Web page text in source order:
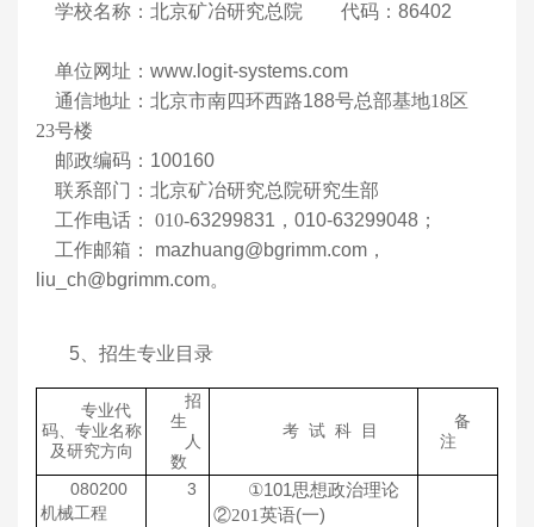
学校名称：北京矿冶研究总院 代码：86402
单位网址：www.logit-systems.com
通信地址：北京市南四环西路188号总部基地18区
23号楼
邮政编码：100160
联系部门：北京矿冶研究总院研究生部
工作电话：
010-63299831，010-63299048 ；
工作邮箱：
mazhuang@bgrimm.com，
liu_ch@bgrimm.com。
5、招生专业目录
专业代
码、 专业名称
及研究方向
招
生
人
数
考 试 科 目
备
注
080200
机械工程
3 ①101思想政治理论
②201英语(一)